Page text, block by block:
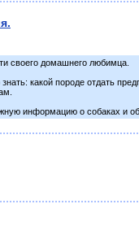
своего домашнего любимца.
какой породе отдать
информацию о собаках и